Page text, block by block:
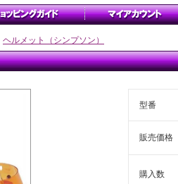
ヘルメット（シンプソン）
型番
販売価格
購入数